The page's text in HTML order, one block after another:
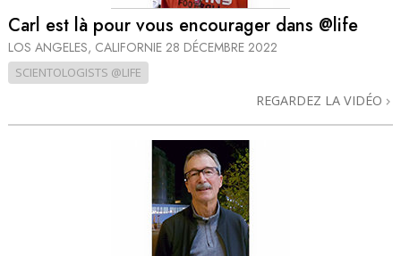
Carl est là pour vous encourager dans @life
LOS ANGELES, CALIFORNIE 28 DÉCEMBRE 2022
SCIENTOLOGISTS @LIFE
REGARDEZ LA VIDÉO